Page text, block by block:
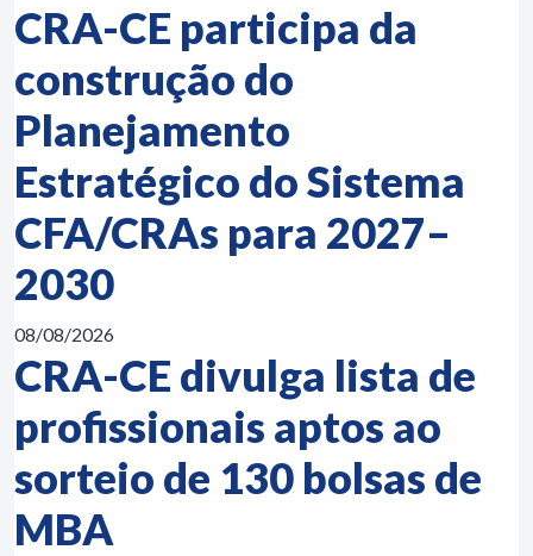
CRA-CE participa da
construção do
Planejamento
Estratégico do Sistema
CFA/CRAs para 2027–
2030
08/08/2026
CRA-CE divulga lista de
profissionais aptos ao
sorteio de 130 bolsas de
MBA